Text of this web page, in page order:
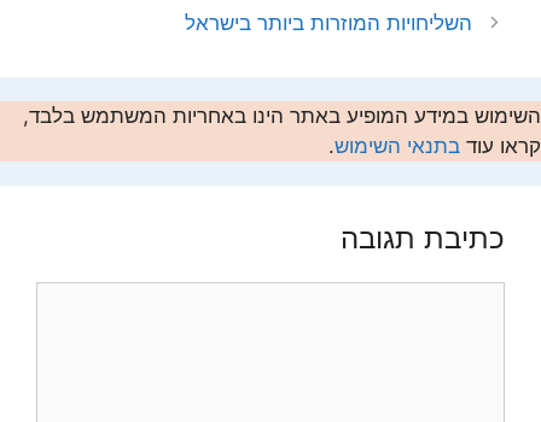
השליחויות המוזרות ביותר בישראל
השימוש במידע המופיע באתר הינו באחריות המשתמש בלבד,
קראו עוד בתנאי השימוש.
כתיבת תגובה